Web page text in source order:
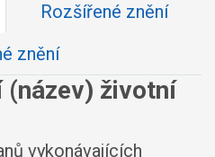
Rozšířené znění
znění
(název) životní
vykonávajících